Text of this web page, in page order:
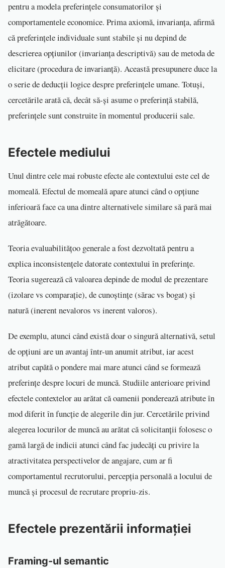
pentru a modela preferințele consumatorilor și
comportamentele economice. Prima axiomă, invarianța, afirmă
că preferințele individuale sunt stabile și nu depind de
descrierea opțiunilor (invarianța descriptivă) sau de metoda de
elicitare (procedura de invarianță). Această presupunere duce la
o serie de deducții logice despre preferințele umane. Totuși,
cercetările arată că, decât să-și asume o preferință stabilă,
preferințele sunt construite în momentul producerii sale.
Efectele mediului
Unul dintre cele mai robuste efecte ale contextului este cel de
momeală. Efectul de momeală apare atunci când o opțiune
inferioară face ca una dintre alternativele similare să pară mai
atrăgătoare.
Teoria evaluabilitățoo generale a fost dezvoltată pentru a
explica inconsistențele datorate contextului în preferințe.
Teoria sugerează că valoarea depinde de modul de prezentare
(izolare vs comparație), de cunoștințe (sărac vs bogat) și
natură (inerent nevaloros vs inerent valoros).
De exemplu, atunci când există doar o singură alternativă, setul
de opțiuni are un avantaj într-un anumit atribut, iar acest
atribut capătă o pondere mai mare atunci când se formează
preferințe despre locuri de muncă. Studiile anterioare privind
efectele contextelor au arătat că oamenii ponderează atribute în
mod diferit în funcție de alegerile din jur. Cercetările privind
alegerea locurilor de muncă au arătat că solicitanții folosesc o
gamă largă de indicii atunci când fac judecăți cu privire la
atractivitatea perspectivelor de angajare, cum ar fi
comportamentul recrutorului, percepția personală a locului de
muncă și procesul de recrutare propriu-zis.
Efectele prezentării informației
Framing-ul semantic